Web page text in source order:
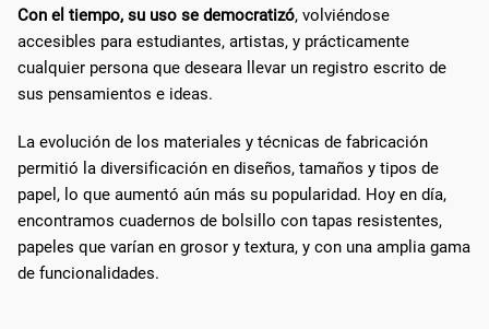
Con el tiempo, su uso se democratizó, volviéndose
accesibles para estudiantes, artistas, y prácticamente
cualquier persona que deseara llevar un registro escrito de
sus pensamientos e ideas.
La evolución de los materiales y técnicas de fabricación
permitió la diversificación en diseños, tamaños y tipos de
papel, lo que aumentó aún más su popularidad. Hoy en día,
encontramos cuadernos de bolsillo con tapas resistentes,
papeles que varían en grosor y textura, y con una amplia gama
de funcionalidades.